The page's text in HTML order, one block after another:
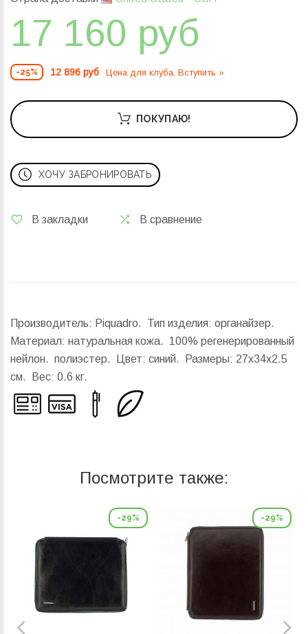
17 160 руб
-25% 12 896 руб Цена для клуба. Вступить »
ПОКУПАЮ!
ХОЧУ ЗАБРОНИРОВАТЬ
В закладки В сравнение
Производитель: Piquadro. Тип изделия: органайзер.
Материал: натуральная кожа. 100% регенерированный
нейлон. полиэстер. Цвет: синий.
Размеры: 27x34x2.5
см.
Вес: 0.6 кг.
Посмотрите также:
-29% -29%